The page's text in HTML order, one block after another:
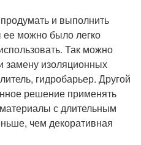
и выполнить
ее можно было легко
Так можно
замену изоляционных
гидробарьер. Другой
решение применять
с длительным
чем декоративная